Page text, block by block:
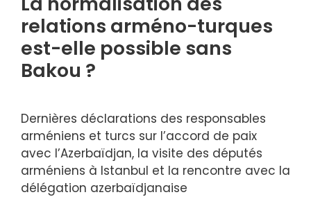
relations arméno-turques
est-elle possible sans
Bakou ?
Dernières déclarations des responsables
arméniens et turcs sur l’accord de paix
avec l’Azerbaïdjan, la visite des députés
arméniens à Istanbul et la rencontre avec la
délégation azerbaïdjanaise